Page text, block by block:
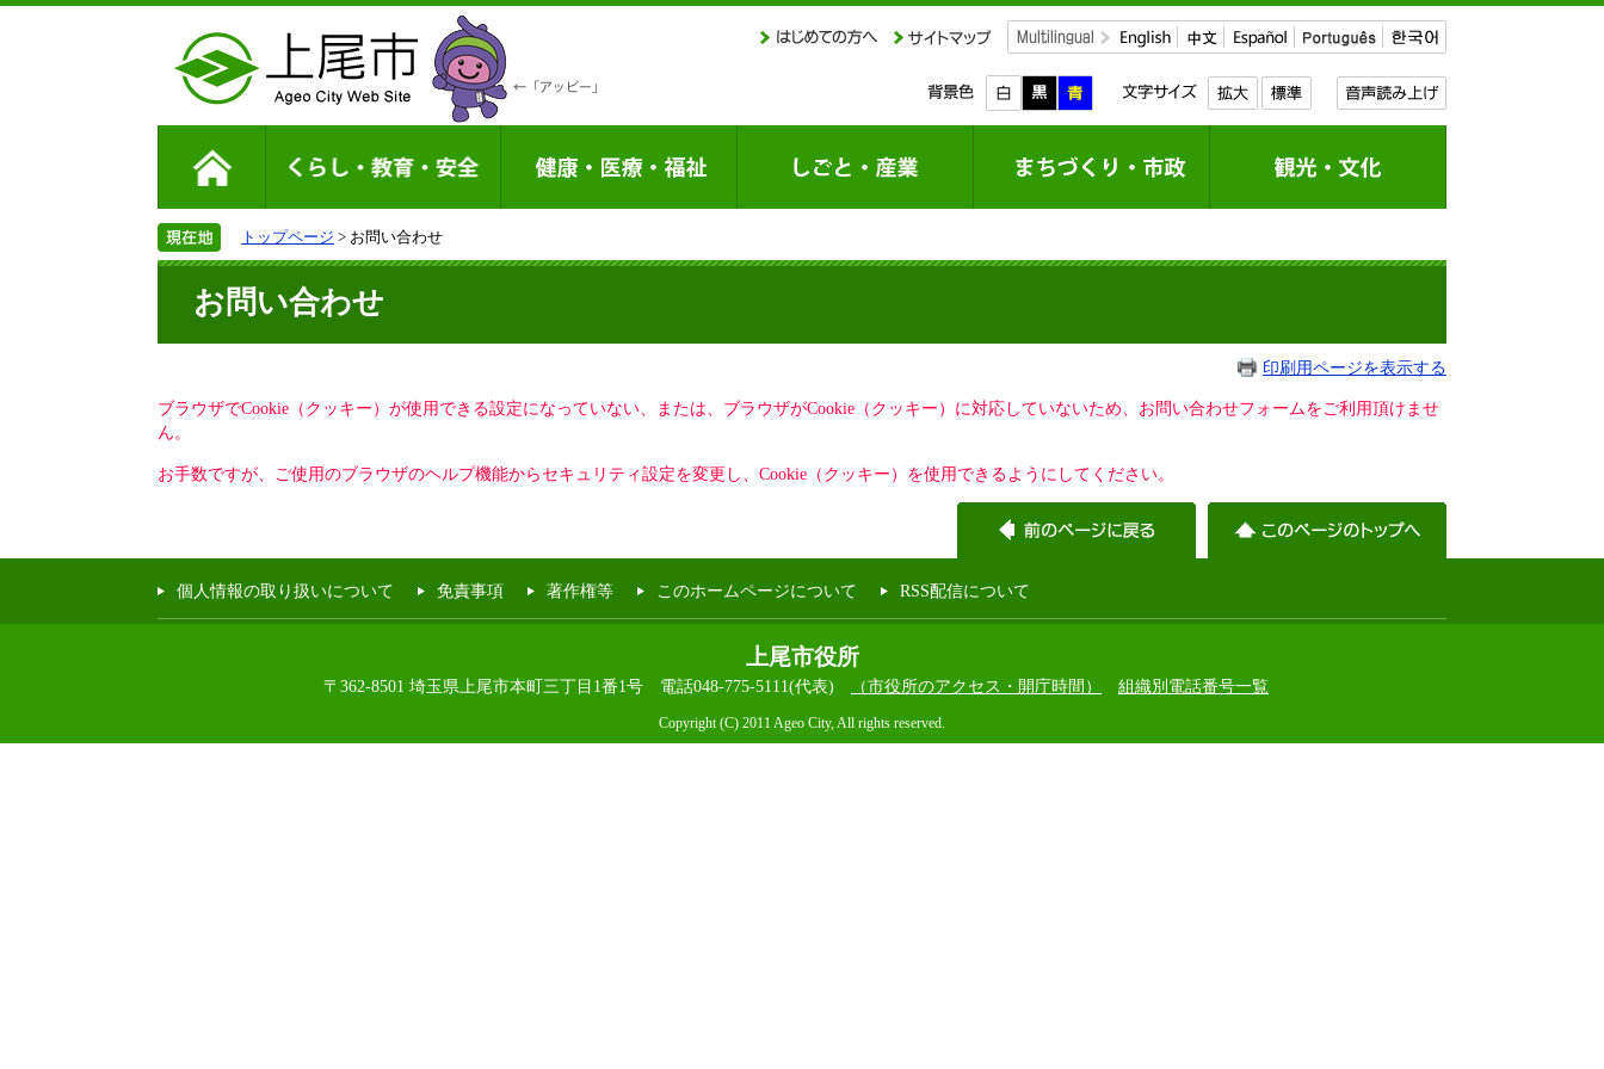
トップページ > お問い合わせ
お問い合わせ
印刷用ページを表示する
ブラウザでCookie（クッキー）が使用できる設定になっていない、または、ブラウザがCookie（クッキー）に対応していないため、お問い合わせフォームをご利用頂けませ
ん。
お手数ですが、ご使用のブラウザのヘルプ機能からセキュリティ設定を変更し、Cookie（クッキー）を使用できるようにしてください。
個人情報の取り扱いについて 免責事項 著作権等 このホームページについて RSS配信について
上尾市役所
〒362-8501 埼玉県上尾市本町三丁目1番1号 電話048-775-5111(代表) （市役所のアクセス・開庁時間） 組織別電話番号一覧
Copyright (C) 2011 Ageo City, All rights reserved.